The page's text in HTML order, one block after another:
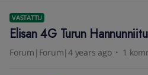
VASTATTU
Elisan 4G Turun
Forum|Forum|4 years ago 1